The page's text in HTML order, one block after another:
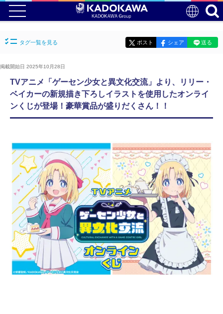
タグ一覧を見る ポスト シェア 送る
掲載開始日 2025年10月28日
TVアニメ「ゲーセン少女と異文化交流」より、リリー・
ベイカーの新規描き下ろしイラストを使用したオンライ
ンくじが登場！豪華賞品が盛りだくさん！！